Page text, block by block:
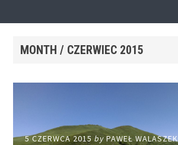
MONTH / CZERWIEC 2015
5 CZERWCA 2015 byPAWEŁ WALASZEK